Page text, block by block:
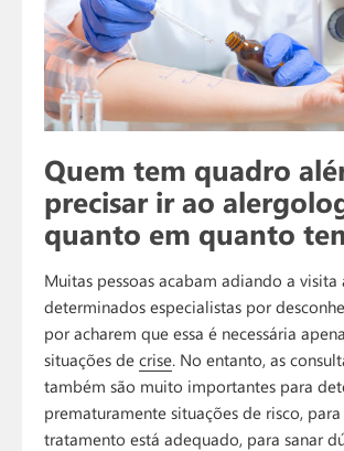
Quem tem quadro
precisar ir ao
quanto em quanto
Muitas pessoas acabam adiando a visita
determinados especialistas por
por acharem que essa é necessária
situações decrise. No entanto, as
também são muito importantes para
prematuramente situações de risco, para
tratamento está adequado, para sanar